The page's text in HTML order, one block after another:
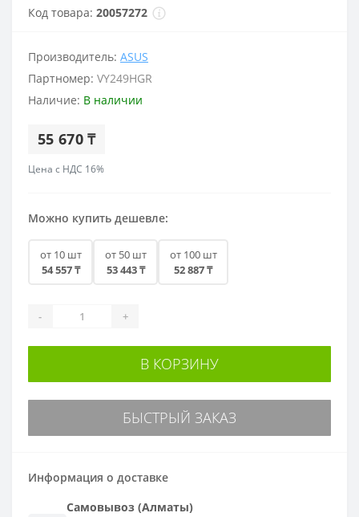
Код товара: 20057272
Производитель: ASUS
Партномер: VY249HGR
Наличие: В наличии
55 670 ₸
Цена с НДС 16%
Можно купить дешевле:
от 10 шт
54 557 ₸
от 50 шт
53 443 ₸
от 100 шт
52 887 ₸
- +
В КОРЗИНУ
БЫСТРЫЙ ЗАКАЗ
Информация о доставке
Самовывоз (Алматы)